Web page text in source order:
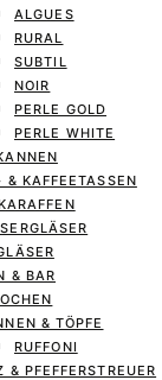
ALGUES
RURAL
SUBTIL
NOIR
PERLE GOLD
PERLE WHITE
& KAFFEETASSEN
& BAR
& TÖPFE
RUFFONI
& PFEFFERSTREUER